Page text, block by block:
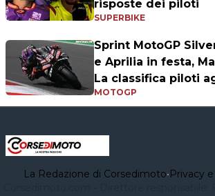
risposte dei piloti
SUPERBIKE
Sprint MotoGP
e Aprilia in festa,
La classifica piloti
MOTOGP
La Redazione di Corsedimoto•Privacy